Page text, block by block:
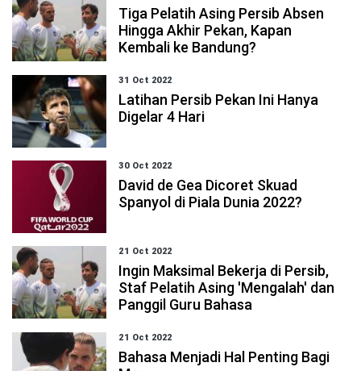
Tiga Pelatih Asing Persib Absen
Hingga Akhir Pekan, Kapan
Kembali ke Bandung?
31 Oct 2022
Latihan Persib Pekan Ini Hanya
Digelar 4 Hari
30 Oct 2022
David de Gea Dicoret Skuad
Spanyol di Piala Dunia 2022?
21 Oct 2022
Ingin Maksimal Bekerja di Persib,
Staf Pelatih Asing 'Mengalah' dan
Panggil Guru Bahasa
21 Oct 2022
Bahasa Menjadi Hal Penting Bagi